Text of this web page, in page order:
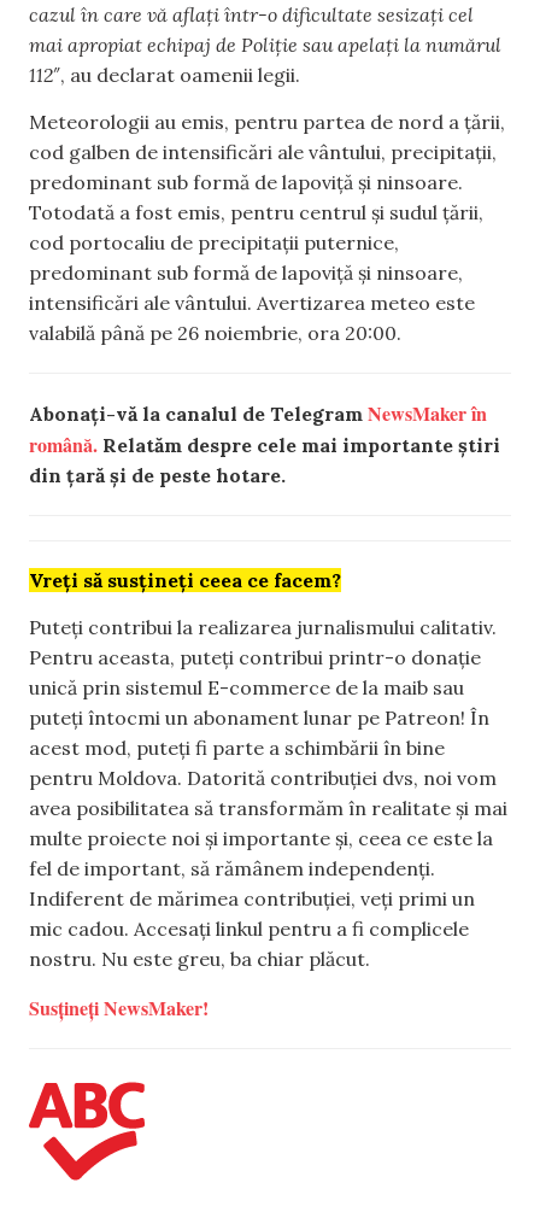
cazul în care vă aflați într-o dificultate sesizați cel
mai apropiat echipaj de Poliție sau apelați la numărul
112″, au declarat oamenii legii.
Meteorologii au emis, pentru partea de nord a țării,
cod galben de intensificări ale vântului, precipitații,
predominant sub formă de lapoviță și ninsoare.
Totodată a fost emis, pentru centrul și sudul țării,
cod portocaliu de precipitații puternice,
predominant sub formă de lapoviță și ninsoare,
intensificări ale vântului. Avertizarea meteo este
valabilă până pe 26 noiembrie, ora 20:00.
Abonați-vă la canalul de Telegram NewsMaker în
română. Relatăm despre cele mai importante știri
din țară și de peste hotare.
Vreți să susțineți ceea ce facem?
Puteți contribui la realizarea jurnalismului calitativ.
Pentru aceasta, puteți contribui printr-o donație
unică prin sistemul E-commerce de la maib sau
puteți întocmi un abonament lunar pe Patreon! În
acest mod, puteți fi parte a schimbării în bine
pentru Moldova. Datorită contribuției dvs, noi vom
avea posibilitatea să transformăm în realitate și mai
multe proiecte noi și importante și, ceea ce este la
fel de important, să rămânem independenți.
Indiferent de mărimea contribuției, veți primi un
mic cadou. Accesați linkul pentru a fi complicele
nostru. Nu este greu, ba chiar plăcut.
Susțineți NewsMaker!